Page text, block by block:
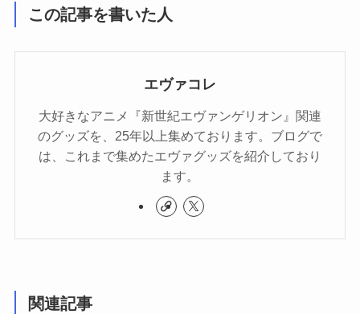
この記事を書いた人
エヴァコレ
大好きなアニメ『新世紀エヴァンゲリオン』関連
のグッズを、25年以上集めております。ブログで
は、これまで集めたエヴァグッズを紹介しており
ます。
関連記事